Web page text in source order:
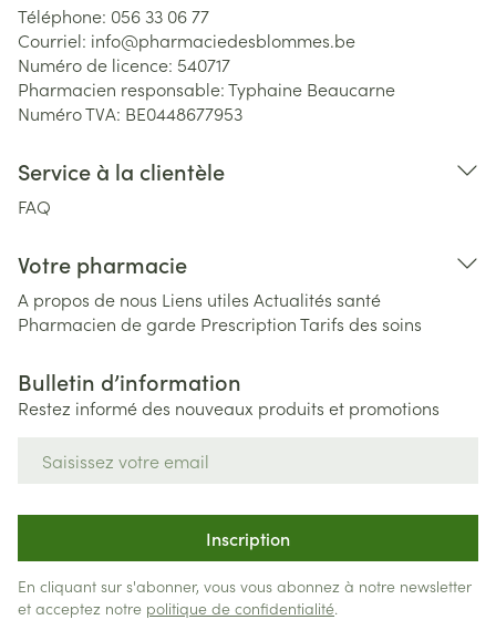
Téléphone: 056 33 06 77
Courriel: info@pharmaciedesblommes.be
Numéro de licence: 540717
Pharmacien responsable:Typhaine Beaucarne
Numéro TVA: BE0448677953
Service à la clientèle
FAQ
Votre pharmacie
A propos de nous Liens utiles Actualités santé
Pharmacien de garde PrescriptionTarifs des soins
Bulletin d’information
Restez informé des nouveaux produits et promotions
Inscription
En cliquant sur s'abonner, vous vous abonnez à notre newsletter
et acceptez notre politique de confidentialité.